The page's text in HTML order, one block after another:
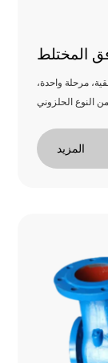
المختلط
مرحلة واحدة،
المزيد